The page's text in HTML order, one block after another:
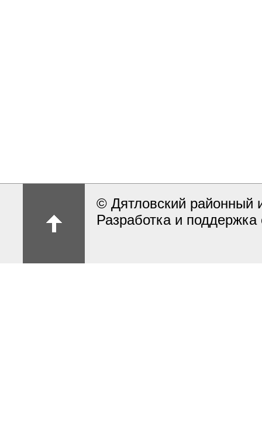
© Дятловский районный
Разработка и поддержка